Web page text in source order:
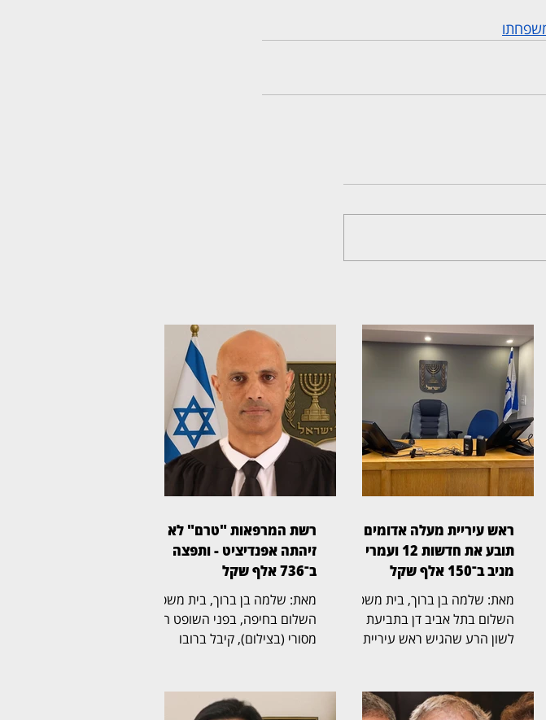
ראש עיריית מעלה אדומים
תובע את חדשות 12 ועמרי
מניב ב־150 אלף שקל
מאת: שלמה בן ברוך, בית משפט
השלום בתל אביב דן בתביעת
לשון הרע שהגיש ראש עיריית
והכתב עמרי מניב. בתביעה,
רשת המרפאות "טרם" לא
זיהתה אפנדיציט - ותפצה
ב־736 אלף שקל
מאת: שלמה בן ברוך, בית משפט
השלום בחיפה, בפני השופט הדר
מסורי (בצילום), קיבל ברובו
הרפואה הדחופה "טרם". בפסק